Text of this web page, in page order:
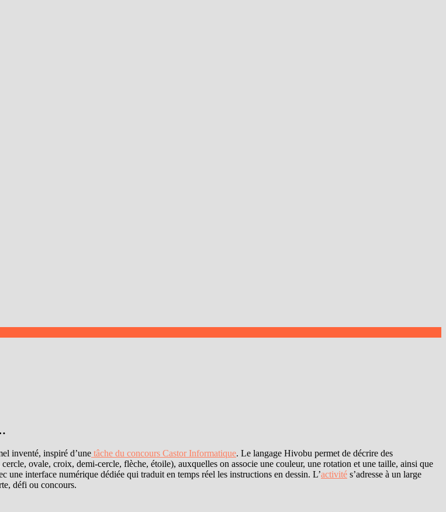
inventé, inspiré d’une tâche du concours Castor Informatique. Le langage Hivobu permet de décrire des
ovale, croix, demi-cercle, flèche, étoile), auxquelles on associe une couleur, une rotation et une taille, ainsi que
une interface numérique dédiée qui traduit en temps réel les instructions en dessin. L’activité s’adresse à un large
défi ou concours.